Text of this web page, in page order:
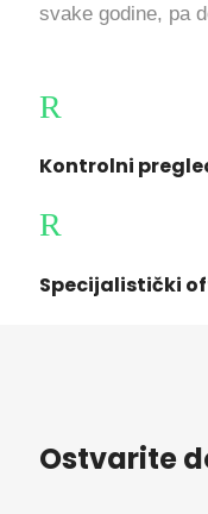
svake godine, pa
R
Kontrolni
R
Specijalistički
Ostvarite